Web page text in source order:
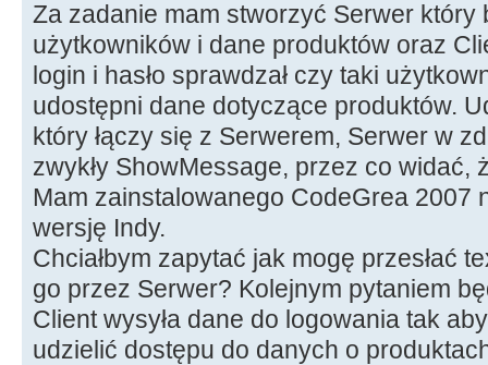
Za zadanie mam stworzyć Serwer który
użytkowników i dane produktów oraz
login i hasło sprawdzał czy taki
udostępni dane dotyczące produktów.
który łączy się z Serwerem, Serwer w
zwykły ShowMessage, przez co widać,
Mam zainstalowanego CodeGrea 2007
wersję Indy.
Chciałbym zapytać jak mogę przesłać
go przez Serwer? Kolejnym pytaniem
Client wysyła dane do logowania tak
udzielić dostępu do danych o